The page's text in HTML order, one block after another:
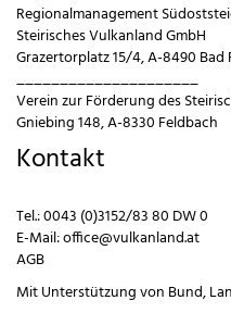
Regionalmanagement
Steirisches Vulkanland GmbH
Grazertorplatz 15/4, A-8490 Bad
_____________________
Verein zur Förderung des
Gniebing 148, A-8330 Feldbach
Kontakt
Tel.:0043 (0)3152/83 80 DW 0
E-Mail:office@vulkanland.at
AGB
Mit Unterstützung von Bund,